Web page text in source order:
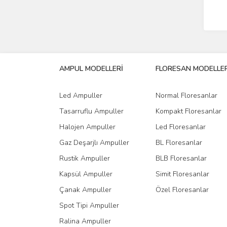
AMPUL MODELLERİ
Led Ampuller
Tasarruflu Ampuller
Halojen Ampuller
Gaz Deşarjlı Ampuller
Rustik Ampuller
Kapsül Ampuller
Çanak Ampuller
Spot Tipi Ampuller
Ralina Ampuller
FLORESAN
Normal Floresanlar
Kompakt Floresanlar
Led Floresanlar
BL Floresanlar
BLB Floresanlar
Simit Floresanlar
Özel Floresanlar